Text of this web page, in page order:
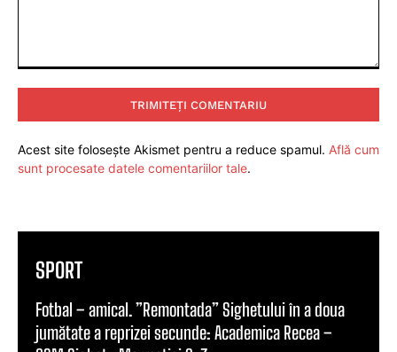
Acest site folosește Akismet pentru a reduce spamul. Află cum
sunt procesate datele comentariilor tale.
SPORT
Fotbal – amical. ”Remontada” Sighetului în a doua
jumătate a reprizei secunde: Academica Recea –